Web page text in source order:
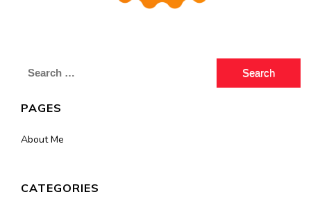
Search
PAGES
About Me
CATEGORIES